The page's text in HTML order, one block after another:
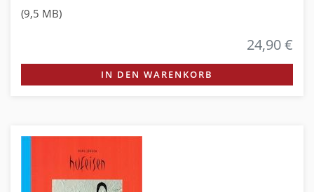
(9,5 MB)
24,90 €
IN DEN WARENKORB